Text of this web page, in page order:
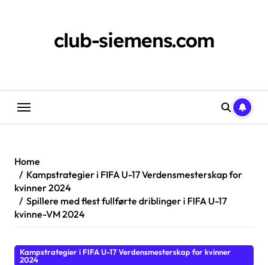
club-siemens.com
Home
Kampstrategier i FIFA U-17 Verdensmesterskap for
kvinner 2024
Spillere med flest fullførte driblinger i FIFA U-17
kvinne-VM 2024
Kampstrategier i FIFA U-17 Verdensmesterskap for kvinner
2024